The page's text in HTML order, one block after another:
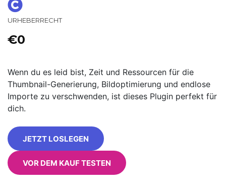
URHEBERRECHT
€0
Wenn du es leid bist, Zeit und Ressourcen für die
Thumbnail-Generierung, Bildoptimierung und endlose
Importe zu verschwenden, ist dieses Plugin perfekt für
dich.
JETZT LOSLEGEN
VOR DEM KAUF TESTEN